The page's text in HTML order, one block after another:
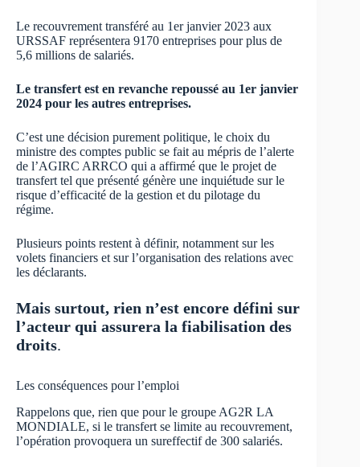
Le recouvrement transféré au 1er janvier 2023 aux
URSSAF représentera 9170 entreprises pour plus de
5,6 millions de salariés.
Le transfert est en revanche repoussé au 1er janvier
2024 pour les autres entreprises.
C’est une décision purement politique, le choix du
ministre des comptes public se fait au mépris de l’alerte
de l’AGIRC ARRCO qui a affirmé que le projet de
transfert tel que présenté génère une inquiétude sur le
risque d’efficacité de la gestion et du pilotage du
régime.
Plusieurs points restent à définir, notamment sur les
volets financiers et sur l’organisation des relations avec
les déclarants.
Mais surtout, rien n’est encore défini sur
l’acteur qui assurera la fiabilisation des
droits.
Les conséquences pour l’emploi
Rappelons que, rien que pour le groupe AG2R LA
MONDIALE, si le transfert se limite au recouvrement,
l’opération provoquera un sureffectif de 300 salariés.